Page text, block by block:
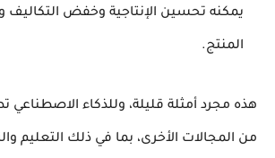
يمكنه تحسين الإنتاجية وخفض
المنتج.
هذه مجرد أمثلة قليلة، وللذكاء الاصطناعي
من المجالات الأخرى، بما في ذلك التعليم